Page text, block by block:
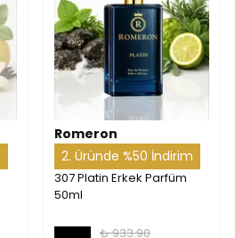
Romeron
2. Üründe %50 İndirim
307 Platin Erkek Parfüm
50ml
₺ 933.90